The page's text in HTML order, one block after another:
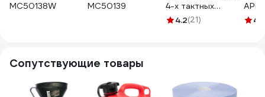
MC50138W
МС50139
4-х тактных
двигателей
4.2(21)
API
4.8
Сопутствующие товары